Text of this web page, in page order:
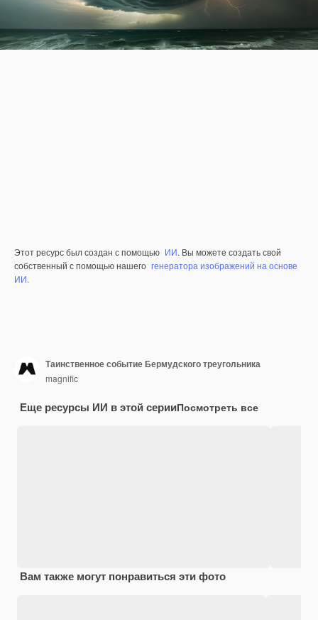
Этот ресурс был создан с помощью ИИ. Вы можете создать свой
собственный с помощью нашего генератора изображений на основе
ИИ.
Таинственное событие Бермудского треугольника
magnific
Еще ресурсы ИИ в этой серииПосмотреть все
Вам также могут понравиться эти фото